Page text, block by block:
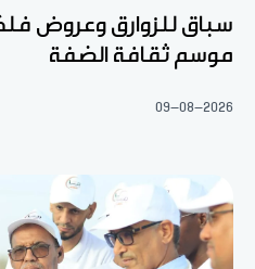
سباق للزوارق وعروض
موسم ثقافة الضفة
09-08-2026